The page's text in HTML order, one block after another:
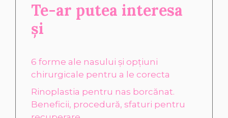
Te-ar putea interesa
și
6 forme ale nasului și opțiuni
chirurgicale pentru a le corecta
Rinoplastia pentru nas borcănat.
Beneficii, procedură, sfaturi pentru